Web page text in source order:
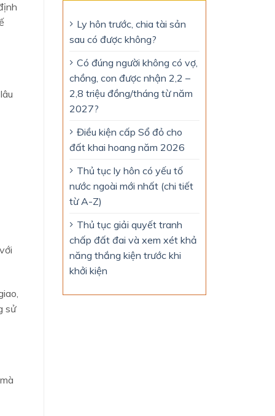
sử
Ly hôn trước, chia tài sản
sau có được không?
Có đúng người không có vợ,
chồng, con được nhận 2,2 –
2,8 triệu đồng/tháng từ năm
2027?
Điều kiện cấp Sổ đỏ cho
đất khai hoang năm 2026
Thủ tục ly hôn có yếu tố
nước ngoài mới nhất (chi tiết
từ A-Z)
Thủ tục giải quyết tranh
chấp đất đai và xem xét khả
năng thắng kiện trước khi
khởi kiện